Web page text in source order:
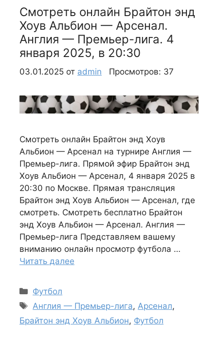
Смотреть онлайн Брайтон энд
Хоув Альбион — Арсенал.
Англия — Премьер-лига. 4
января 2025, в 20:30
03.01.2025 от admin Просмотров: 37
Смотреть онлайн Брайтон энд Хоув
Альбион — Арсенал на турнире Англия —
Премьер-лига. Прямой эфир Брайтон энд
Хоув Альбион — Арсенал, 4 января 2025 в
20:30 по Москве. Прямая трансляция
Брайтон энд Хоув Альбион — Арсенал, где
смотреть. Смотреть бесплатно Брайтон
энд Хоув Альбион — Арсенал. Англия —
Премьер-лига Представляем вашему
вниманию онлайн просмотр футбола …
Читать далее
Рубрики
Футбол
Метки
Англия — Премьер-лига,Арсенал,
Брайтон энд Хоув Альбион, Футбол